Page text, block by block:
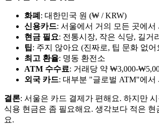
화폐 : 대한민국 원 (₩ / KRW)
신용카드: 서울에서 거의 모든 곳에서
현금 필요: 전통시장, 작은 식당, 길거
팁: 주지 않아요 (진짜로, 팁 문화 없어
최고 환율: 명동 환전소
ATM 수수료: 거래당 약 ₩3,000-
외국 카드: 대부분 "글로벌 ATM"에서
결론: 서울은 카드 결제가 편해요. 하지만
식용 현금은 좀 필요해요. 생각보다 적은 현
요.